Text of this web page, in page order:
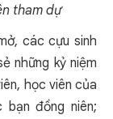
tham dự
các cựu sinh
những kỷ niệm
học viên của
đồng niên;